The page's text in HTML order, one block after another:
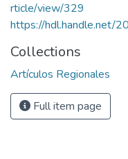
rticle/view/329
https://hdl.handle.net/
Collections
Artículos Regionales
Full item page